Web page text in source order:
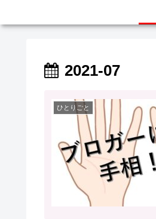
2021-07
ひとりごと